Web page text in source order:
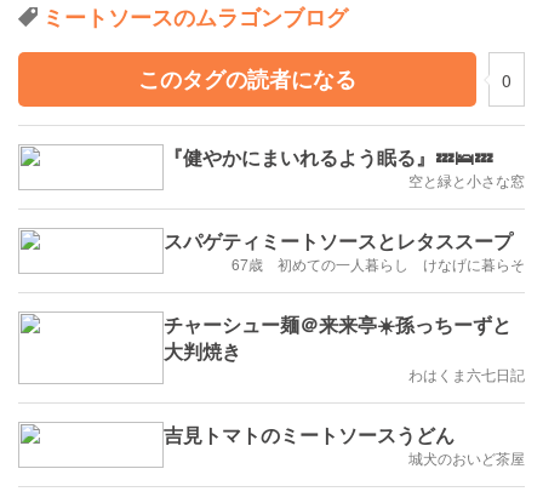
ミートソースのムラゴンブログ
このタグの読者になる
0
『健やかにまいれるよう眠る』💤🛌💤
空と緑と小さな窓
スパゲティミートソースとレタススープ
67歳 初めての一人暮らし けなげに暮らそ
チャーシュー麺＠来来亭☀️孫っちーずと
大判焼き
わはくま六七日記
吉見トマトのミートソースうどん
城犬のおいど茶屋